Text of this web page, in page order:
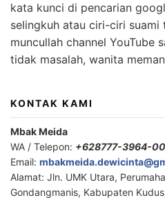
kata kunci di pencarian
selingkuh atau ciri-ciri suami
muncullah channel YouTube
tidak masalah, wanita
KONTAK KAMI
Mbak Meida
WA / Telepon: +628777-3964-
Email:
Alamat: Jln. UMK Utara,
Gondangmanis, Kabupaten